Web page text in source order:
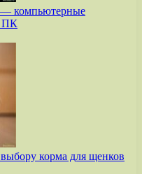
компьютерные
ПК
корма для щенков